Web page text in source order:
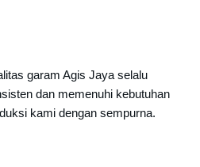
garam Agis Jaya selalu
dan memenuhi kebutuhan
kami dengan sempurna.